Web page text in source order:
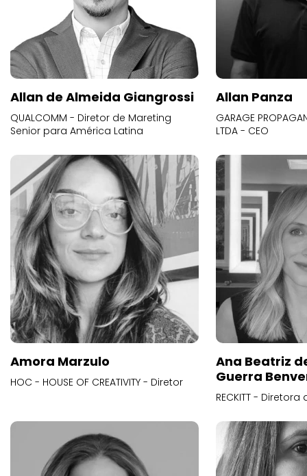
Allan de Almeida Giangrossi
QUALCOMM - Diretor de Mareting
Senior para América Latina
Allan Panza
GARAGE
LTDA - CEO
Amora Marzulo
HOC - HOUSE OF CREATIVITY - Diretor
Ana Beatriz
Guerra
RECKITT -